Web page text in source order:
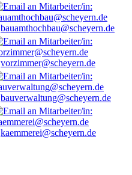
bauamthochbau@scheyern.de
vorzimmer@scheyern.de
bauverwaltung@scheyern.de
kaemmerei@scheyern.de